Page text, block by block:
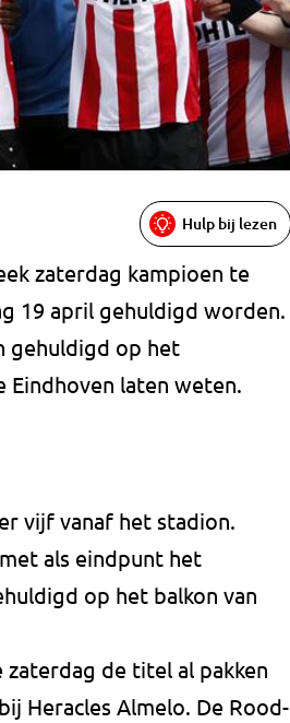
Hulp bij lezen
zaterdag kampioen te
19 april gehuldigd worden.
gehuldigd op het
Eindhoven laten weten.
vijf vanaf het stadion.
als eindpunt het
op het balkon van
zaterdag de titel al pakken
Heracles Almelo. De Rood-